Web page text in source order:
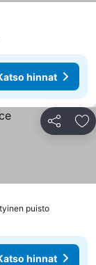
hinnat
Jaa
puisto
hinnat